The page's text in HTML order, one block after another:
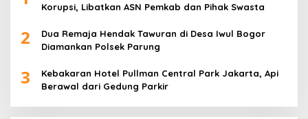
Korupsi, Libatkan ASN Pemkab dan Pihak Swasta
2
Dua Remaja Hendak Tawuran di Desa Iwul Bogor
Diamankan Polsek Parung
3
Kebakaran Hotel Pullman Central Park Jakarta, Api
Berawal dari Gedung Parkir